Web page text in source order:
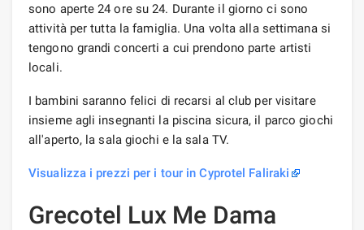
sono aperte 24 ore su 24. Durante il giorno ci sono
attività per tutta la famiglia. Una volta alla settimana si
tengono grandi concerti a cui prendono parte artisti
locali.
I bambini saranno felici di recarsi al club per visitare
insieme agli insegnanti la piscina sicura, il parco giochi
all'aperto, la sala giochi e la sala TV.
Visualizza i prezzi per i tour in Cyprotel Faliraki
Grecotel Lux Me Dama